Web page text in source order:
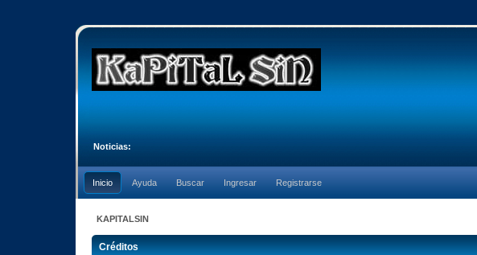
Noticias:
Inicio Ayuda Buscar Ingresar Registrarse
KAPITALSIN
Créditos